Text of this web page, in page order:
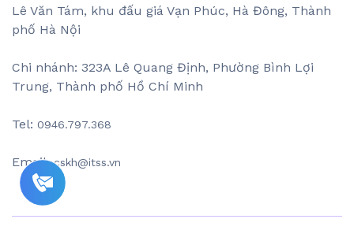
Lê Văn Tám, khu đấu giá Vạn Phúc, Hà Đông, Thành
phố Hà Nội
Chi nhánh: 323A Lê Quang Định, Phường Bình Lợi
Trung, Thành phố Hồ Chí Minh
Tel: 0946.797.368
Email: cskh@itss.vn